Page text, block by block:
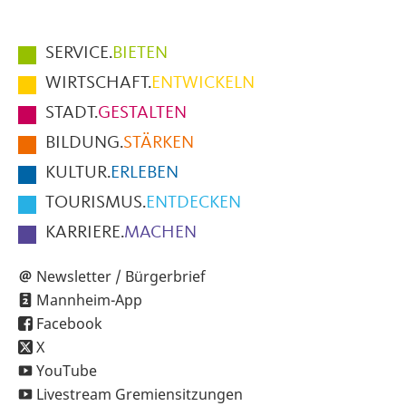
Hauptmenüpunkte
im
Fußbereich
der
Seite
SERVICE.BIETEN
WIRTSCHAFT.ENTWICKELN
STADT.GESTALTEN
BILDUNG.STÄRKEN
KULTUR.ERLEBEN
TOURISMUS.ENTDECKEN
KARRIERE.MACHEN
Newsletter / Bürgerbrief
Mannheim-App
Facebook
X
YouTube
Livestream Gremiensitzungen